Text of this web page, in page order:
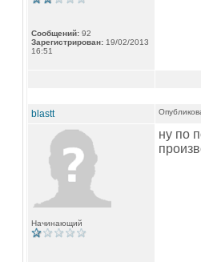
Сообщений: 92
Зарегистрирован: 19/02/2013
16:51
blastt
Начинающий
ну по